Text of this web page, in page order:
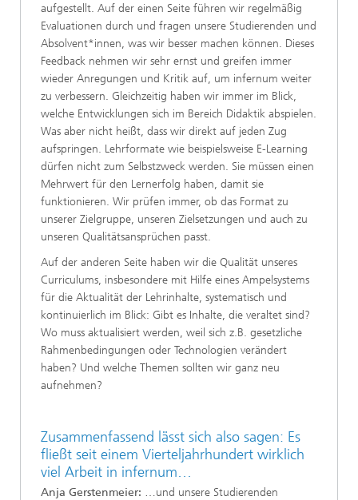
aufgestellt. Auf der einen Seite führen wir regelmäßig
Evaluationen durch und fragen unsere Studierenden und
Absolvent*innen, was wir besser machen können. Dieses
Feedback nehmen wir sehr ernst und greifen immer
wieder Anregungen und Kritik auf, um infernum weiter
zu verbessern. Gleichzeitig haben wir immer im Blick,
welche Entwicklungen sich im Bereich Didaktik abspielen.
Was aber nicht heißt, dass wir direkt auf jeden Zug
aufspringen. Lehrformate wie beispielsweise E-Learning
dürfen nicht zum Selbstzweck werden. Sie müssen einen
Mehrwert für den Lernerfolg haben, damit sie
funktionieren. Wir prüfen immer, ob das Format zu
unserer Zielgruppe, unseren Zielsetzungen und auch zu
unseren Qualitätsansprüchen passt.
Auf der anderen Seite haben wir die Qualität unseres
Curriculums, insbesondere mit Hilfe eines Ampelsystems
für die Aktualität der Lehrinhalte, systematisch und
kontinuierlich im Blick: Gibt es Inhalte, die veraltet sind?
Wo muss aktualisiert werden, weil sich z.B. gesetzliche
Rahmenbedingungen oder Technologien verändert
haben? Und welche Themen sollten wir ganz neu
aufnehmen?
Zusammenfassend lässt sich also sagen: Es
fließt seit einem Vierteljahrhundert wirklich
viel Arbeit in infernum…
Anja Gerstenmeier: …und unsere Studierenden